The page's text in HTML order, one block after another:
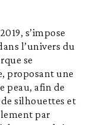
s’impose
l’univers du
se
proposant une
peau, afin de
silhouettes et
par